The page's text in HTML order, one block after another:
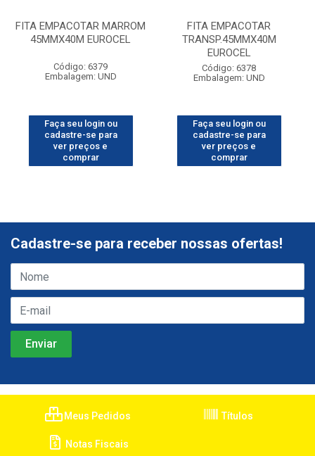
FITA EMPACOTAR MARROM
45MMX40M EUROCEL
Código: 6379
Embalagem: UND
Faça seu login ou
cadastre-se para
ver preços e
comprar
FITA EMPACOTAR
TRANSP.45MMX40M
EUROCEL
Código: 6378
Embalagem: UND
Faça seu login ou
cadastre-se para
ver preços e
comprar
Cadastre-se para receber nossas ofertas!
Meus Pedidos Títulos
Notas Fiscais